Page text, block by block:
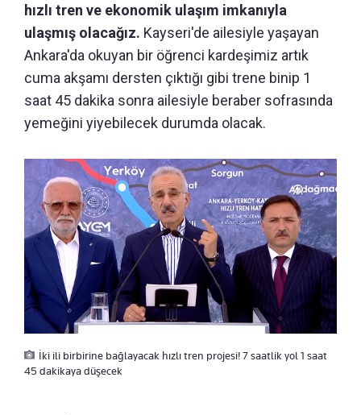
hızlı tren ve ekonomik ulaşım imkanıyla
ulaşmış olacağız. Kayseri'de ailesiyle yaşayan
Ankara'da okuyan bir öğrenci kardeşimiz artık
cuma akşamı dersten çıktığı gibi trene binip 1
saat 45 dakika sonra ailesiyle beraber sofrasında
yemeğini yiyebilecek durumda olacak.
İki ili birbirine bağlayacak hızlı tren projesi! 7 saatlik yol 1 saat
45 dakikaya düşecek